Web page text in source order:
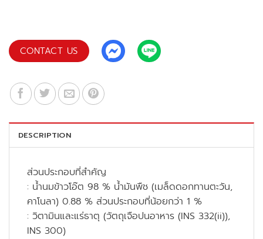
CONTACT US
DESCRIPTION
ส่วนประกอบที่สำคัญ
: น้ำนมข้าวโอ๊ต 98 % น้ำมันพืช (เมล็ดดอกทานตะวัน,
คาโนลา) 0.88 % ส่วนประกอบที่น้อยกว่า 1 %
: วิตามินและแร่ธาตุ (วัตถุเจือปนอาหาร (INS 332(ii)),
INS 300)